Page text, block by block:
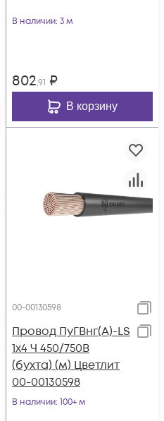
В наличии: 3 м
802,91 ₽
В корзину
00-00130598
Провод ПуГВнг(А)-LS
1х4 Ч 450/750В
(бухта) (м) Цветлит
00-00130598
В наличии: 100+ м